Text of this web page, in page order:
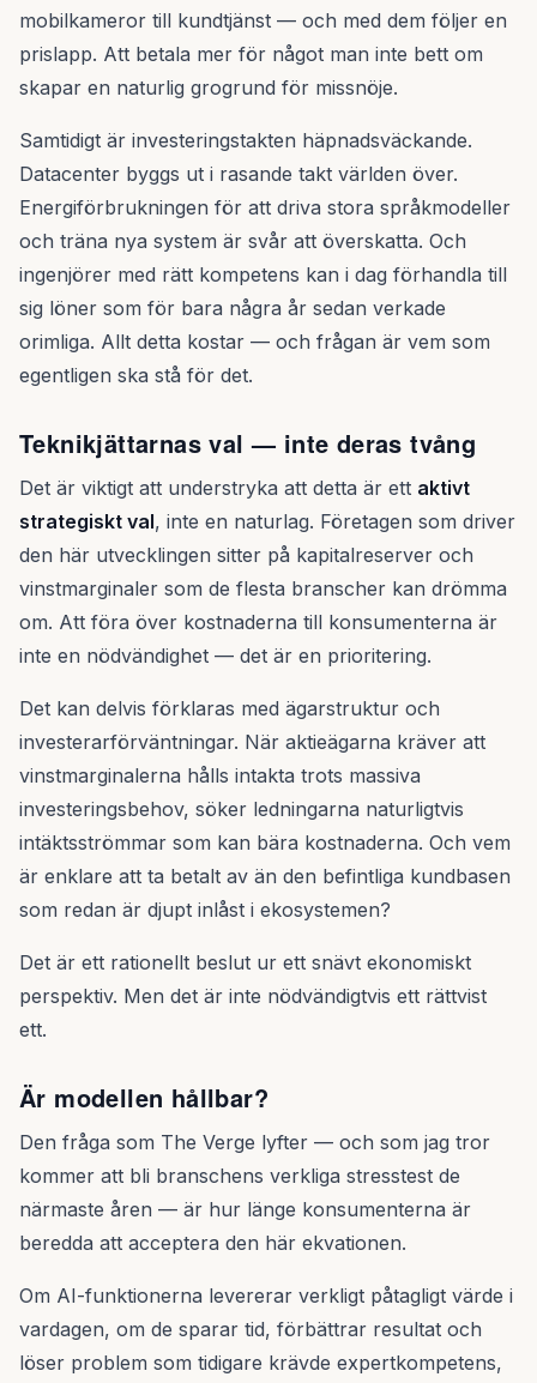
mobilkameror till kundtjänst — och med dem följer en
prislapp. Att betala mer för något man inte bett om
skapar en naturlig grogrund för missnöje.
Samtidigt är investeringstakten häpnadsväckande.
Datacenter byggs ut i rasande takt världen över.
Energiförbrukningen för att driva stora språkmodeller
och träna nya system är svår att överskatta. Och
ingenjörer med rätt kompetens kan i dag förhandla till
sig löner som för bara några år sedan verkade
orimliga. Allt detta kostar — och frågan är vem som
egentligen ska stå för det.
Teknikjättarnas val — inte deras tvång
Det är viktigt att understryka att detta är ett aktivt
strategiskt val, inte en naturlag. Företagen som driver
den här utvecklingen sitter på kapitalreserver och
vinstmarginaler som de flesta branscher kan drömma
om. Att föra över kostnaderna till konsumenterna är
inte en nödvändighet — det är en prioritering.
Det kan delvis förklaras med ägarstruktur och
investerarförväntningar. När aktieägarna kräver att
vinstmarginalerna hålls intakta trots massiva
investeringsbehov, söker ledningarna naturligtvis
intäktsströmmar som kan bära kostnaderna. Och vem
är enklare att ta betalt av än den befintliga kundbasen
som redan är djupt inlåst i ekosystemen?
Det är ett rationellt beslut ur ett snävt ekonomiskt
perspektiv. Men det är inte nödvändigtvis ett rättvist
ett.
Är modellen hållbar?
Den fråga som The Verge lyfter — och som jag tror
kommer att bli branschens verkliga stresstest de
närmaste åren — är hur länge konsumenterna är
beredda att acceptera den här ekvationen.
Om AI-funktionerna levererar verkligt påtagligt värde i
vardagen, om de sparar tid, förbättrar resultat och
löser problem som tidigare krävde expertkompetens,